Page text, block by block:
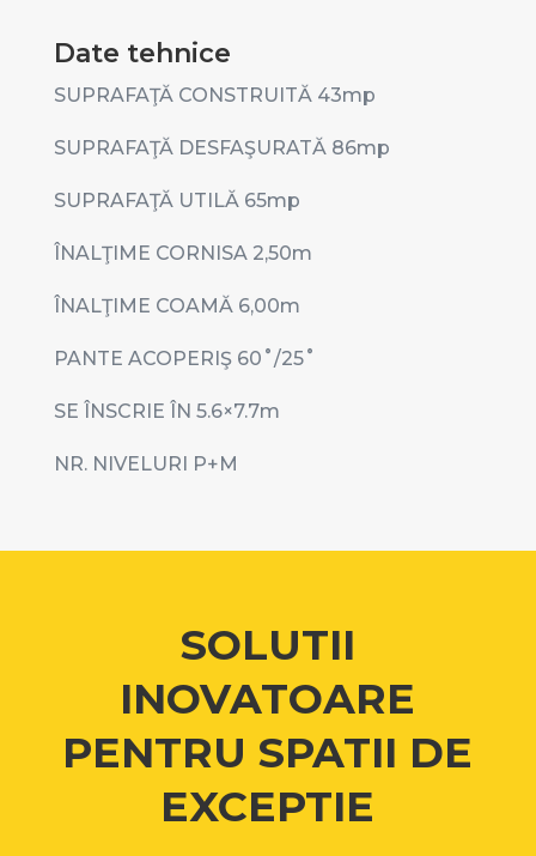
Date tehnice
SUPRAFAŢĂ CONSTRUITĂ 43mp
SUPRAFAŢĂ DESFAŞURATĂ 86mp
SUPRAFAŢĂ UTILĂ 65mp
ÎNALŢIME CORNISA 2,50m
ÎNALŢIME COAMĂ 6,00m
PANTE ACOPERIŞ 60˚/25˚
SE ÎNSCRIE ÎN 5.6×7.7m
NR. NIVELURI P+M
SOLUTII
INOVATOARE
PENTRU SPATII DE
EXCEPTIE